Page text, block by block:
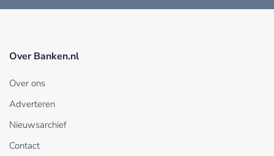
Over Banken.nl
Over ons
Adverteren
Nieuwsarchief
Contact